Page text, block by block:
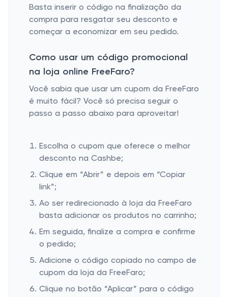
Basta inserir o código na finalização da
compra para resgatar seu desconto e
começar a economizar em seu pedido.
Como usar um código promocional
na loja online FreeFaro?
Você sabia que usar um cupom da FreeFaro
é muito fácil? Você só precisa seguir o
passo a passo abaixo para aproveitar!
Escolha o cupom que oferece o melhor
desconto na Cashbe;
Clique em “Abrir” e depois em “Copiar
link”;
Ao ser redirecionado à loja da FreeFaro
basta adicionar os produtos no carrinho;
Em seguida, finalize a compra e confirme
o pedido;
Adicione o código copiado no campo de
cupom da loja da FreeFaro;
Clique no botão “Aplicar” para o código